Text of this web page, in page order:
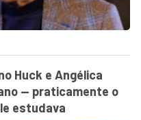
Huck e Angélica
— praticamente o
estudava